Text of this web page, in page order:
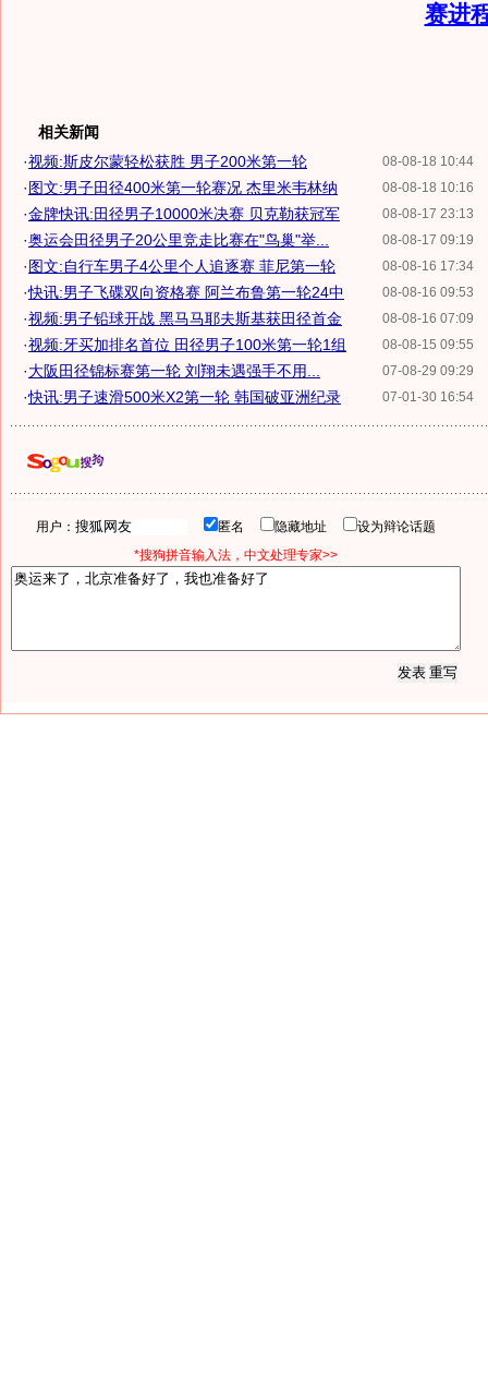
赛进
相关新闻
08-08-18 10:44
·视频:斯皮尔蒙轻松获胜 男子200米第一轮
08-08-18 10:16
·图文:男子田径400米第一轮赛况 杰里米韦林纳
08-08-17 23:13
·金牌快讯:田径男子10000米决赛 贝克勒获冠军
08-08-17 09:19
·奥运会田径男子20公里竞走比赛在"鸟巢"举...
08-08-16 17:34
·图文:自行车男子4公里个人追逐赛 菲尼第一轮
08-08-16 09:53
·快讯:男子飞碟双向资格赛 阿兰布鲁第一轮24中
08-08-16 07:09
·视频:男子铅球开战 黑马马耶夫斯基获田径首金
08-08-15 09:55
·视频:牙买加排名首位 田径男子100米第一轮1组
07-08-29 09:29
·大阪田径锦标赛第一轮 刘翔未遇强手不用...
07-01-30 16:54
·快讯:男子速滑500米X2第一轮 韩国破亚洲纪录
用户： 匿名 隐藏地址
设为辩论话题
*搜狗拼音输入法，中文处理专家>>